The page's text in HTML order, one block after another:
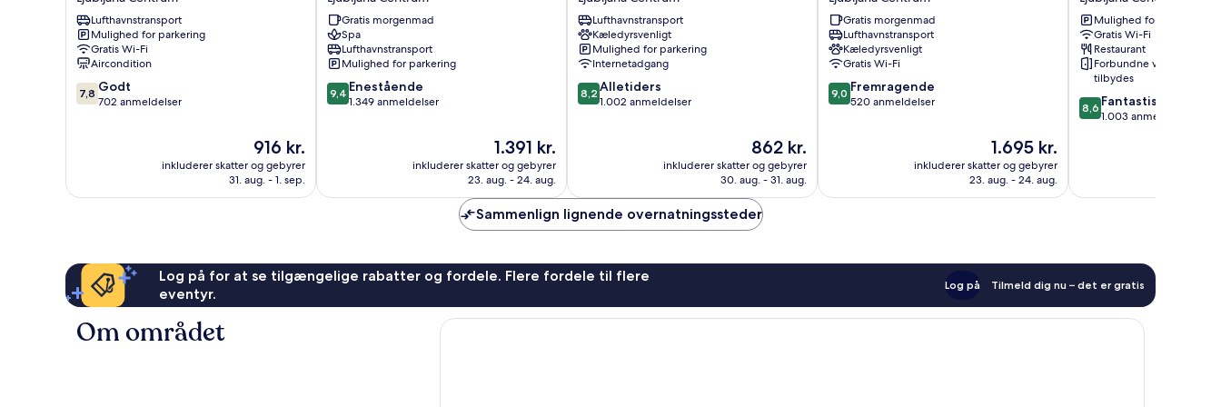
Ljubljana
Centrum
Lufthavnstransport
Mulighed for parkering
Gratis Wi-Fi
Aircondition
7.8
ud
7,8 Godt
702 anmeldelser
Prisen
er
916 kr.
916 kr.
inkluderer skatter og gebyrer
31. aug. - 1. sep.
Ljubljana
Ljubljana
Centrum
Gratis morgenmad
Spa
Lufthavnstransport
Mulighed for parkering
9.4
ud
9,4 Enestående
1.349 anmeldelser
Prisen
er
1.391 kr.
1.391 kr.
inkluderer skatter og gebyrer
23. aug. - 24. aug.
Ljubljana
Centrum
Lufthavnstransport
Kæledyrsvenligt
Mulighed for parkering
Internetadgang
8.2
ud
8,2 Alletiders
1.002 anmeldelser
Prisen
er
862 kr.
862 kr.
inkluderer skatter og gebyrer
30. aug. - 31. aug.
Ljubljana
Centrum
Gratis morgenmad
Lufthavnstransport
Kæledyrsvenligt
Gratis Wi-Fi
9.0
ud
9,0 Fremragende
520 anmeldelser
Prisen
er
1.695 kr.
1.695 kr.
inkluderer skatter og gebyrer
23. aug. - 24. aug.
Ljubljana
Centrum
Mulighed for parkering
Gratis Wi-Fi
Restaurant
Forbundne værelser
tilbydes
8.6
ud
anmeldelser
8,6 Fantastisk
1.003 anmeldelser
Sammenlign lignende overnatningssteder
Log på for at se tilgængelige rabatter og fordele. Flere fordele til flere
eventyr.
Log på Tilmeld dig nu – det er gratis
Om området